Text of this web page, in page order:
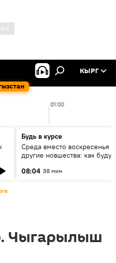
КЫРГ
01:00
Будь в курсе
Среда вместо воскресенья и
другие новшества: как будут
08:04 38 мин
Чыгарылыш